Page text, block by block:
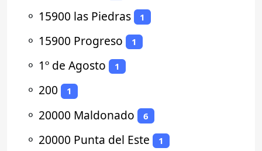
⚬ 15900 las Piedras 1
⚬ 15900 Progreso 1
⚬ 1º de Agosto 1
⚬ 200 1
⚬ 20000 Maldonado 6
⚬ 20000 Punta del Este 1